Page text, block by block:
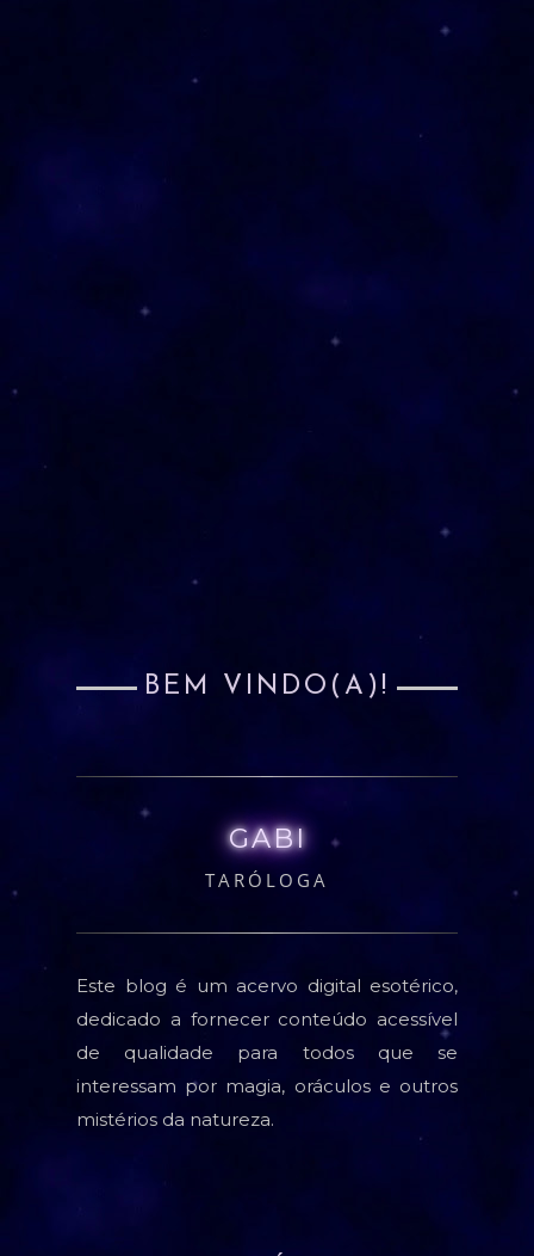
BEM VINDO(A)!
GABI
TARÓLOGA
Este blog é um acervo digital esotérico,
dedicado a fornecer conteúdo acessível
de qualidade para todos que se
interessam por magia, oráculos e outros
mistérios da natureza.